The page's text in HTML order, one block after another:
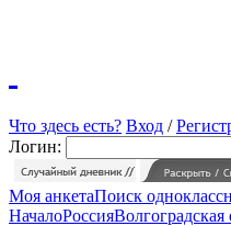
Что здесь есть? Вход /
Логин:
Моя анкетаПоиск
НачалоРоссияВолгоградская